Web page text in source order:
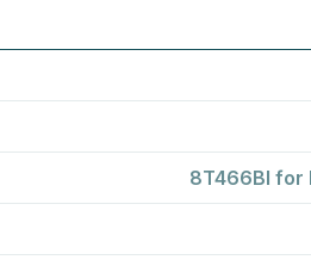
8T466BI for